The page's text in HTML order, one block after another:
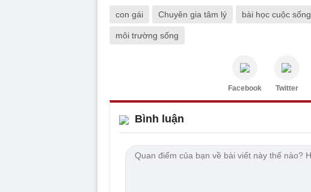
con gái Chuyên gia tâm lý bài học cuộc sống
môi trường sống
Facebook Twitter
Bình luận